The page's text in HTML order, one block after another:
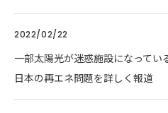
2022/02/22
一部太陽光が迷惑施設になって
日本の再エネ問題を詳しく報道